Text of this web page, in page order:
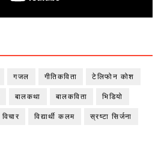
गजल गीतिकविता टेलिफोन कोश
बालकथा बालकविता भिडियो
विचार विद्यार्थी कलम स्रष्टा सिर्जना